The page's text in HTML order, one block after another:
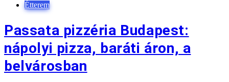
Étterem
Passata pizzéria Budapest:
nápolyi pizza, baráti áron, a
belvárosban